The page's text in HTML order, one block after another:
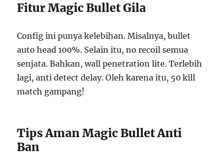
Fitur Magic Bullet Gila
Config ini punya kelebihan. Misalnya, bullet
auto head 100%. Selain itu, no recoil semua
senjata. Bahkan, wall penetration lite. Terlebih
lagi, anti detect delay. Oleh karena itu, 50 kill
match gampang!
Tips Aman Magic Bullet Anti
Ban